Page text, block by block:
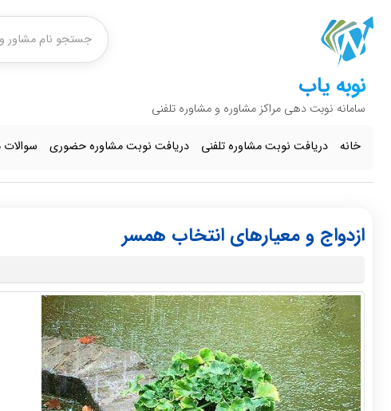
نوبه یاب
سامانه نوبت دهی مراکز مشاوره و مشاوره تلفنی
خانه دریافت نوبت مشاوره تلفنی دریافت نوبت مشاوره حضوری سوالات
ازدواج و معیارهای انتخاب همسر